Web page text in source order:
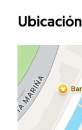
Ubicación